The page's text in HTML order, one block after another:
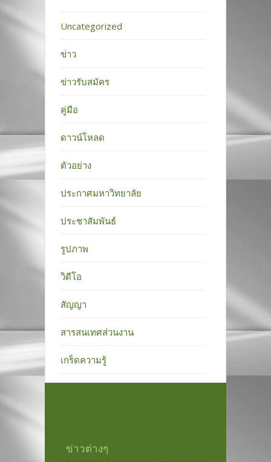
Uncategorized
ข่าว
ข่าวรับสมัคร
คู่มือ
ดาวน์โหลด
ตัวอย่าง
ประกาศมหาวิทยาลัย
ประชาสัมพันธ์
รูปภาพ
วิดีโอ
สัญญา
สารสนเทศส่วนงาน
เกร็ดความรู้
ข่าวต่างๆ